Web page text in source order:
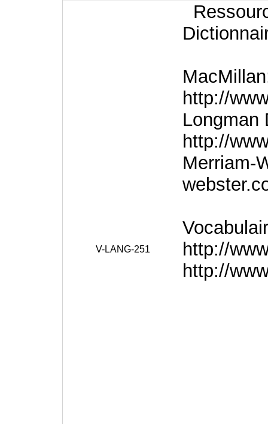
V-LANG-251
http://
Longman
http://
Merriam-
http://
http://